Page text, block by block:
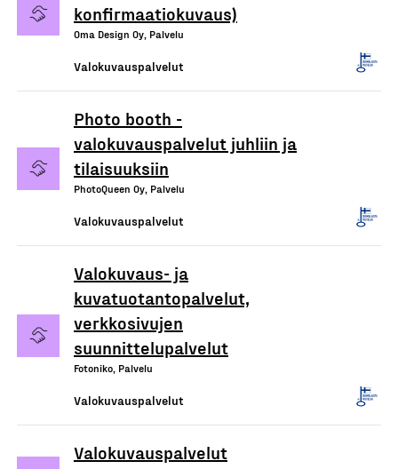
konfirmaatiokuvaus)
Oma Design Oy, Palvelu
Valokuvauspalvelut
Photo booth -
valokuvauspalvelut juhliin ja
tilaisuuksiin
PhotoQueen Oy, Palvelu
Valokuvauspalvelut
Valokuvaus- ja
kuvatuotantopalvelut,
verkkosivujen
suunnittelupalvelut
Fotoniko, Palvelu
Valokuvauspalvelut
Valokuvauspalvelut